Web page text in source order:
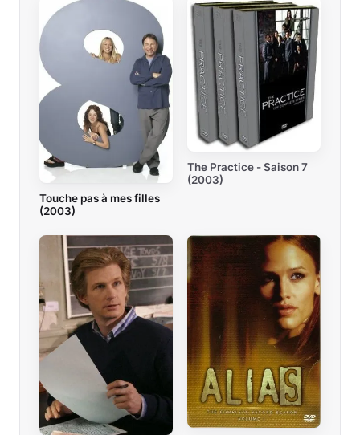
Touche pas à mes filles
(2003)
The Practice - Saison 7
(2003)